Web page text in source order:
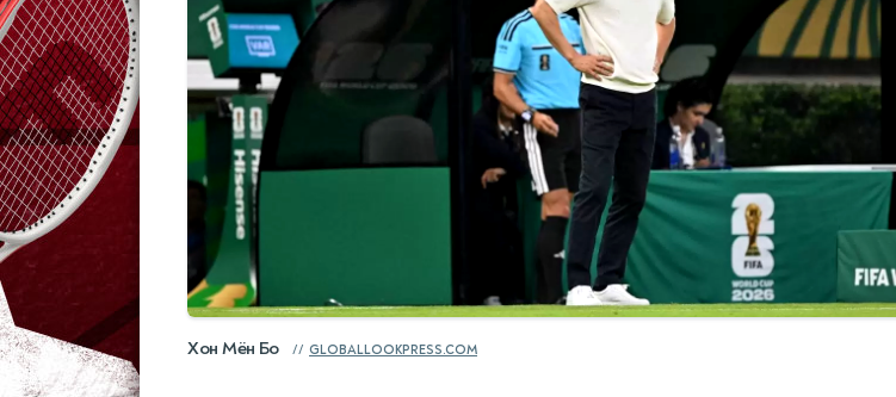
Хон Мён Бо GLOBALLOOKPRESS.COM